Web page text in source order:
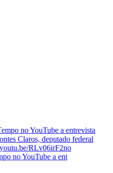
no YouTube a ent